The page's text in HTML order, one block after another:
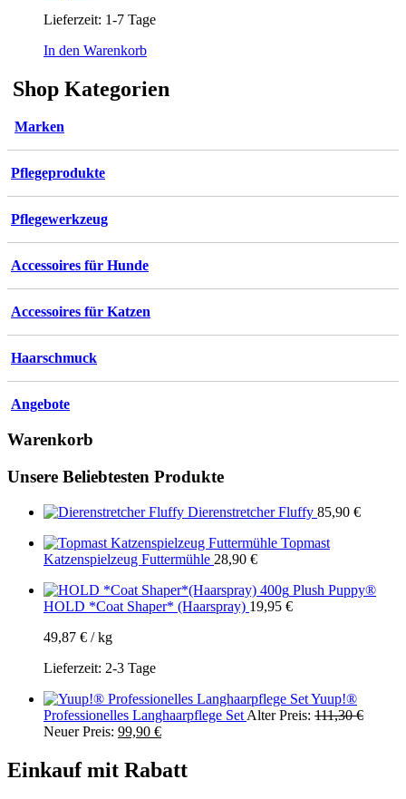
Lieferzeit: 1-7 Tage
In den Warenkorb
Shop Kategorien
Marken
Pflegeprodukte
Pflegewerkzeug
Accessoires für Hunde
Accessoires für Katzen
Haarschmuck
Angebote
Warenkorb
Unsere Beliebtesten Produkte
Dierenstretcher Fluffy 85,90 €
Topmast
Katzenspielzeug Futtermühle 28,90 €
Plush Puppy®
HOLD *Coat Shaper* (Haarspray) 19,95 €
49,87 € /kg
Lieferzeit: 2-3 Tage
Yuup!®
Professionelles Langhaarpflege Set Alter Preis: 111,30€
Neuer Preis: 99,90 €Aktueller
ist:
99,90 €.
Einkauf mit Rabatt